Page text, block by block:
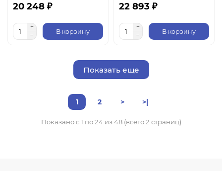
20 248 ₽
В корзину
22 893 ₽
В корзину
Показать еще
1 2 > >|
Показано с 1 по 24 из 48 (всего 2 страниц)